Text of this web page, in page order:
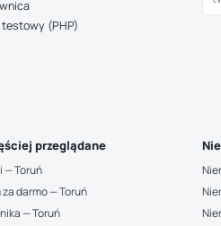
(PHP)
przeglądane
— Toruń
darmo — Toruń
— Toruń